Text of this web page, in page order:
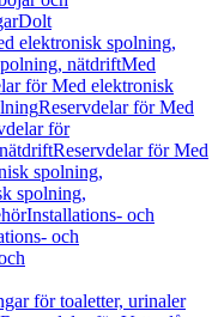
Dolt
elektronisk spolning,
nätdriftMed
för Med elektronisk
Reservdelar för Med
för
Reservdelar för Med
spolning,
spolning,
Installations- och
och
för toaletter, urinaler